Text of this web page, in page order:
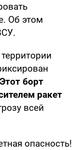
Об этом
Этот борт
ракет
всей
опасность!